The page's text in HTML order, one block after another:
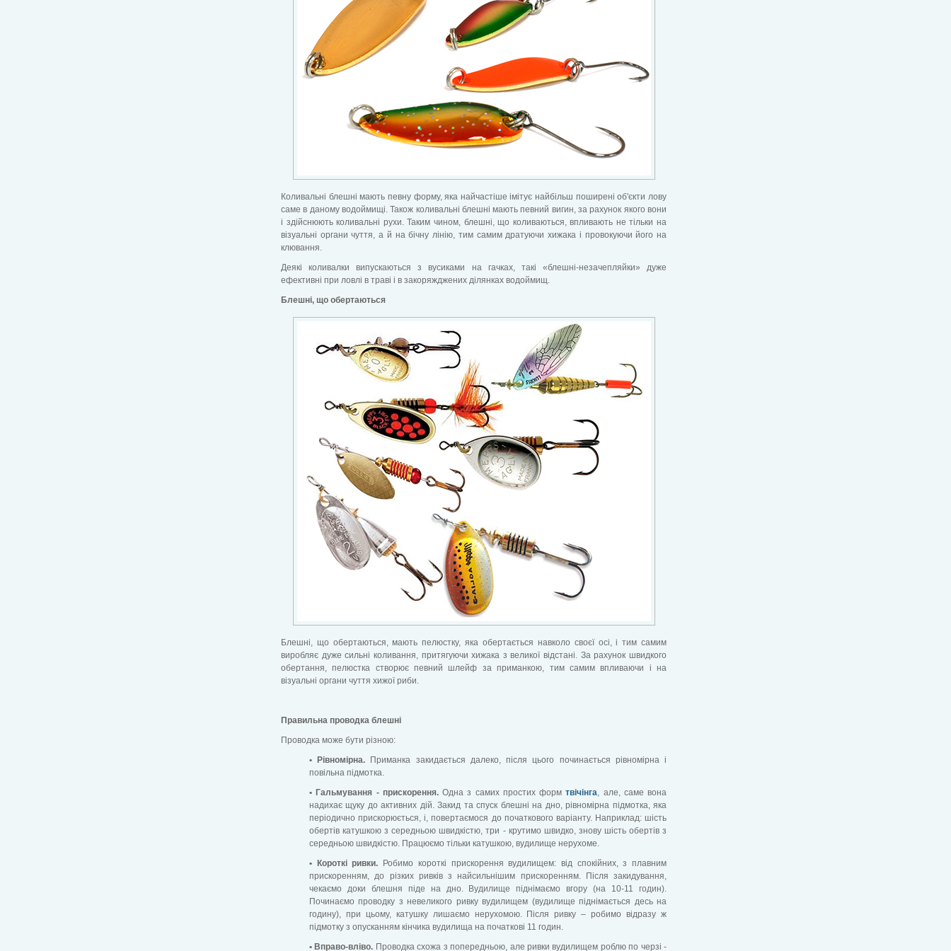
Коливальні блешні мають певну форму, яка найчастіше імітує найбільш поширені об'єкти лову
саме в даному водоймищі. Також коливальні блешні мають певний вигин, за рахунок якого вони
і здійснюють коливальні рухи. Таким чином, блешні, що коливаються, впливають не тільки на
візуальні органи чуття, а й на бічну лінію, тим самим дратуючи хижака і провокуючи його на
клювання.
Деякі коливалки випускаються з вусиками на гачках, такі «блешні-незачепляйки» дуже
ефективні при ловлі в траві і в закоряжджених ділянках водоймищ.
Блешні, що обертаються
Блешні, що обертаються, мають пелюстку, яка обертається навколо своєї осі, і тим самим
виробляє дуже сильні коливання, притягуючи хижака з великої відстані. За рахунок швидкого
обертання, пелюстка створює певний шлейф за приманкою, тим самим впливаючи і на
візуальні органи чуття хижої риби.
Правильна проводка блешні
Проводка може бути різною:
• Рівномірна. Приманка закидається далеко, після цього починається рівномірна і
повільна підмотка.
• Гальмування - прискорення.Одна з самих простих формтвічінга, але, саме вона
надихає щуку до активних дій. Закид та спуск блешні на дно, рівномірна підмотка, яка
періодично прискорюється, і, повертаємося до початкового варіанту. Наприклад: шість
обертів катушкою з середньою швидкістю, три - крутимо швидко, знову шість обертів з
середньою швидкістю. Працюємо тільки катушкою, вудилище нерухоме.
• Короткі ривки. Робимо короткі прискорення вудилищем: від спокійних, з плавним
прискоренням, до різких ривків з найсильнішим прискоренням. Після закидування,
чекаємо доки блешня піде на дно. Вудилище піднімаємо вгору (на 10-11 годин).
Починаємо проводку з невеликого ривку вудилищем (вудилище піднімається десь на
годину), при цьому, катушку лишаємо нерухомою. Після ривку – робимо відразу ж
підмотку з опусканням кінчика вудилища на початкові 11 годин.
• Вправо-вліво. Проводка схожа з попередньою, але ривки вудилищем роблю по черзі -